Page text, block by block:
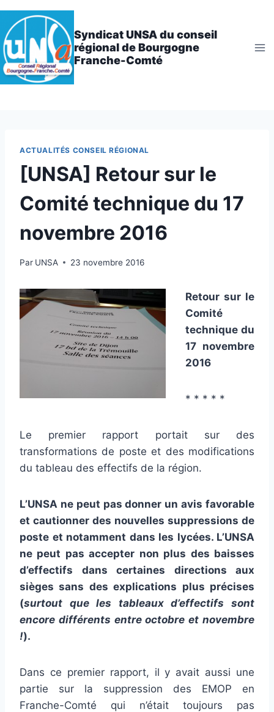
Aller
au
contenu
Syndicat UNSA du conseil
régional de Bourgogne
Franche-Comté
ACTUALITÉS CONSEIL RÉGIONAL
[UNSA] Retour sur le
Comité technique du 17
novembre 2016
Par UNSA 23 novembre 2016
Retour sur le
Comité
technique du
17 novembre
2016
* * * * *
Le premier rapport portait sur des
transformations de poste et des modifications
du tableau des effectifs de la région.
L’UNSA ne peut pas donner un avis favorable
et cautionner des nouvelles suppressions de
poste et notamment dans les lycées. L’UNSA
ne peut pas accepter non plus des baisses
d’effectifs dans certaines directions aux
sièges sans des explications plus précises
(surtout que les tableaux d’effectifs sont
encore différents entre octobre et novembre
!).
Dans ce premier rapport, il y avait aussi une
partie sur la suppression des EMOP en
Franche-Comté qui n’était toujours pas